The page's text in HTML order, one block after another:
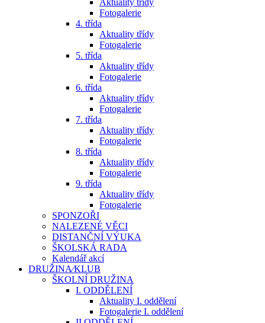
Aktuality třídy
Fotogalerie
4. třída
Aktuality třídy
Fotogalerie
5. třída
Aktuality třídy
Fotogalerie
6. třída
Aktuality třídy
Fotogalerie
7. třída
Aktuality třídy
Fotogalerie
8. třída
Aktuality třídy
Fotogalerie
9. třída
Aktuality třídy
Fotogalerie
SPONZOŘI
NALEZENÉ VĚCI
DISTANČNÍ VÝUKA
ŠKOLSKÁ RADA
Kalendář akcí
DRUŽINA⁄KLUB
ŠKOLNÍ DRUŽINA
I. ODDĚLENÍ
Aktuality I. oddělení
Fotogalerie I. oddělení